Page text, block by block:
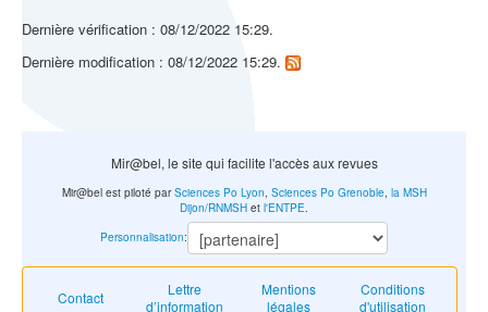
Dernière vérification : 08/12/2022 15:29.
Dernière modification : 08/12/2022 15:29.
Mir@bel, le site qui facilite l'accès aux revues
Contact
Lettre
d’information
Mentions
légales
Conditions
d'utilisation
Mir@bel est piloté parSciences Po Lyon, Sciences Po Grenoble, la MSH
Dijon/RNMSH et l'ENTPE.
Personnalisation: